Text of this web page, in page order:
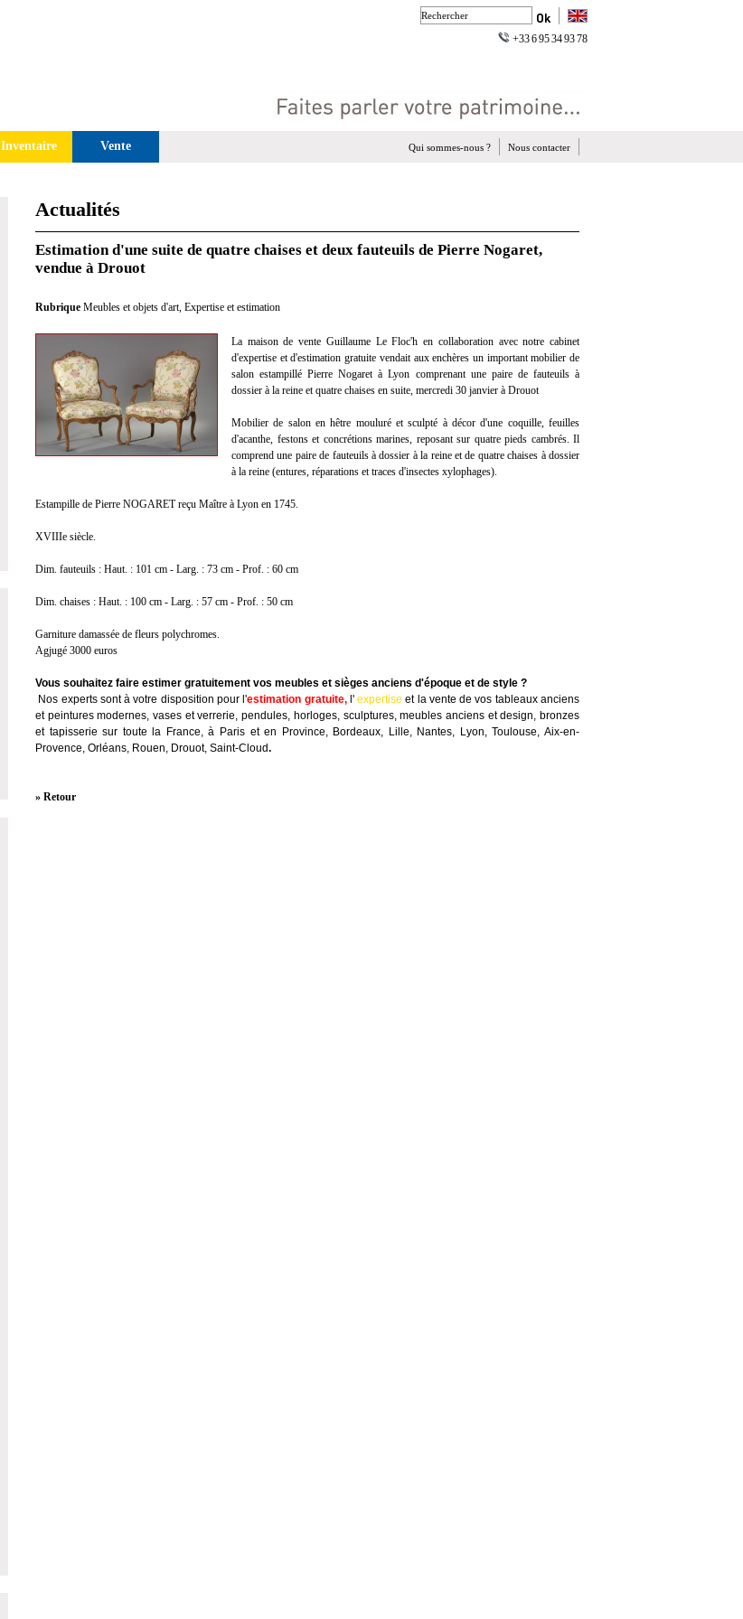
+33 6 95 34 93 78
Inventaire Vente Nous contacter
Qui sommes-nous ?
Actualités
Estimation d'une suite de quatre chaises et deux fauteuils de Pierre Nogaret,
vendue à Drouot
Rubrique Meubles et objets d'art, Expertise et estimation
La maison de vente Guillaume Le Floc'h en collaboration avec notre cabinet
d'expertise et d'estimation gratuite vendait aux enchères un important mobilier de
salon estampillé Pierre Nogaret à Lyon comprenant une paire de fauteuils à
dossier à la reine et quatre chaises en suite, mercredi 30 janvier à Drouot
Mobilier de salon en hêtre mouluré et sculpté à décor d'une coquille, feuilles
d'acanthe, festons et concrétions marines, reposant sur quatre pieds cambrés. Il
comprend une paire de fauteuils à dossier à la reine et de quatre chaises à dossier
à la reine (entures, réparations et traces d'insectes xylophages).
Estampille de Pierre NOGARET reçu Maître à Lyon en 1745.
XVIIIe siècle.
Dim. fauteuils : Haut. : 101 cm - Larg. : 73 cm - Prof. : 60 cm
Dim. chaises : Haut. : 100 cm - Larg. : 57 cm - Prof. : 50 cm
Garniture damassée de fleurs polychromes.
Agjugé 3000 euros
Vous souhaitez faire estimer gratuitement vos meubles et sièges anciens d'époque et de style ?
Nos experts sont à votre disposition pour l'estimation gratuite, l'expertise et la vente de vos tableaux anciens
et peintures modernes, vases et verrerie, pendules, horloges, sculptures, meubles anciens et design, bronzes
et tapisserie sur toute la France, à Paris et en Province, Bordeaux, Lille, Nantes, Lyon, Toulouse, Aix-en-
Provence, Orléans, Rouen, Drouot, Saint-Cloud.
» Retour